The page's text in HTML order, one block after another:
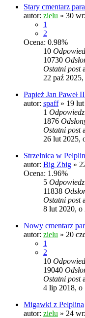
Stary cmentarz
autor: zielu » 30
1
2
Ocena: 0.98%
10
10730
Ostatni post
22 paź
Papież Jan Paweł
autor: spaff» 19
1
1876
Ostatni post
26 lut 2025,
Strzelnica w
autor: Big Zbig »
Ocena: 1.96%
5
11838
Ostatni post
8 lut 2020, o
Nowy cmentarz
autor: zielu » 20
1
2
10
19040
Ostatni post
4 lip 2018, o
Migawki z Pelplina
autor: zielu » 24